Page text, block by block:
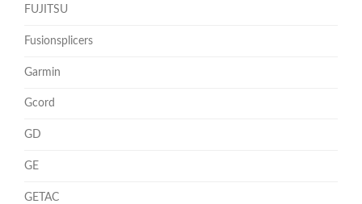
FUJITSU
Fusionsplicers
Garmin
Gcord
GD
GE
GETAC